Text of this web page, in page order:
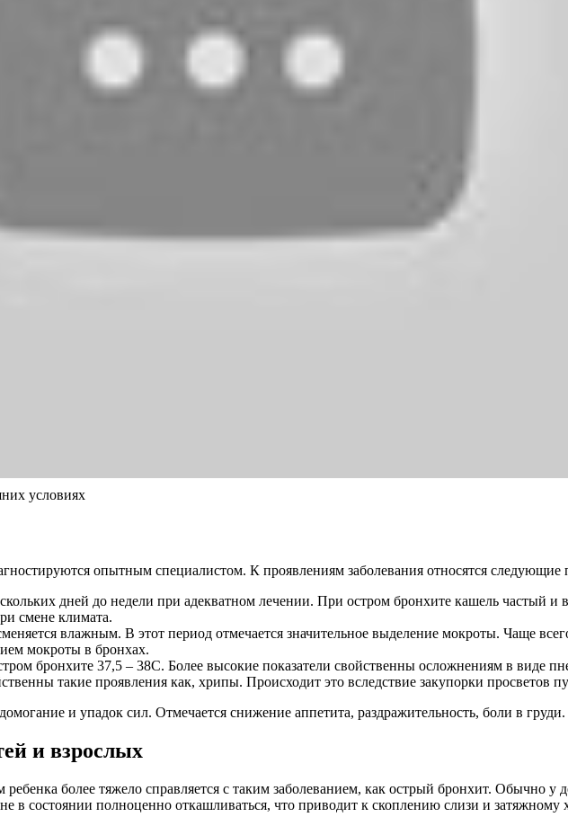
условиях
опытным специалистом. К проявлениям заболевания относятся следующие
дней до недели при адекватном лечении. При остром бронхите кашель частый и
смене климата.
влажным. В этот период отмечается значительное выделение мокроты. Чаще
мокроты в бронхах.
бронхите 37,5 – 38С. Более высокие показатели свойственны осложнениям в виде
такие проявления как, хрипы. Происходит это вследствие закупорки просветов
и упадок сил. Отмечается снижение аппетита, раздражительность, боли в
и взрослых
более тяжело справляется с таким заболеванием, как острый бронхит. Обычно у
в состоянии полноценно откашливаться, что приводит к скоплению слизи и затяжному